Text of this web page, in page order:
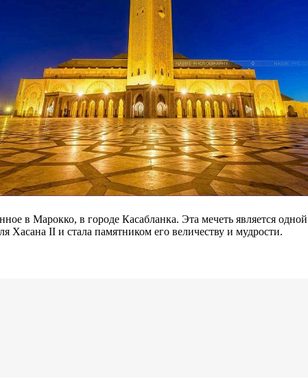
в Марокко, в городе Касабланка. Эта мечеть является
Хасана II и стала памятником его величеству и мудрости.